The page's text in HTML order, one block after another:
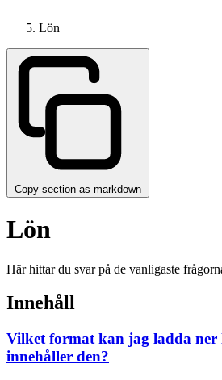
Lön
Copy section as markdown
Lön
Här hittar du svar på de vanligaste
Innehåll
Vilket format kan jag ladda ner
innehåller den?